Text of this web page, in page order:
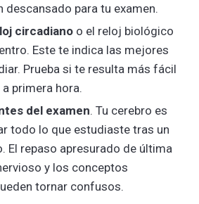
descansado para tu examen.
circadiano o el reloj biológico
Este te indica las mejores
Prueba si te resulta más fácil
primera hora.
del examen. Tu cerebro es
todo lo que estudiaste tras un
El repaso apresurado de última
y los conceptos
tornar confusos.